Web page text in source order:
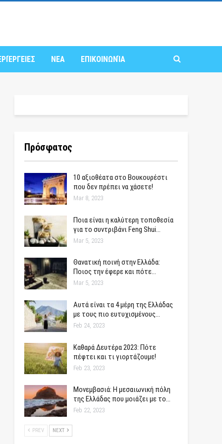
ΝΕΑ ΕΠΙΚΟΙΝΩΝΊΑ
Πρόσφατος
10 αξιοθέατα στο Βουκουρέστι
που δεν πρέπει να χάσετε!
Mar 8, 2023
Ποια είναι η καλύτερη τοποθεσία
για το συντριβάνι Feng Shui…
Mar 5, 2023
Θανατική ποινή στην Ελλάδα:
Ποιος την έφερε και πότε…
Mar 5, 2023
Αυτά είναι τα 4 μέρη της Ελλάδας
με τους πιο ευτυχισμένους…
Feb 24, 2023
Καθαρά Δευτέρα 2023: Πότε
πέφτει και τι γιορτάζουμε!
Feb 23, 2023
Μονεμβασιά: Η μεσαιωνική πόλη
της Ελλάδας που μοιάζει με το…
Feb 22, 2023
PREV NEXT